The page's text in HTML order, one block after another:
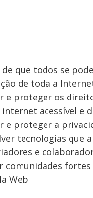
que todos se
de toda a
e proteger os
acessível e
proteger a
tecnologias que
e
Web